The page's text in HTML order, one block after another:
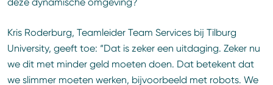
Kris Roderburg, Teamleider Team Services bij Tilburg
University, geeft toe: “Dat is zeker een uitdaging. Zeker nu
we dit met minder geld moeten doen. Dat betekent dat
we slimmer moeten werken, bijvoorbeeld met robots. We